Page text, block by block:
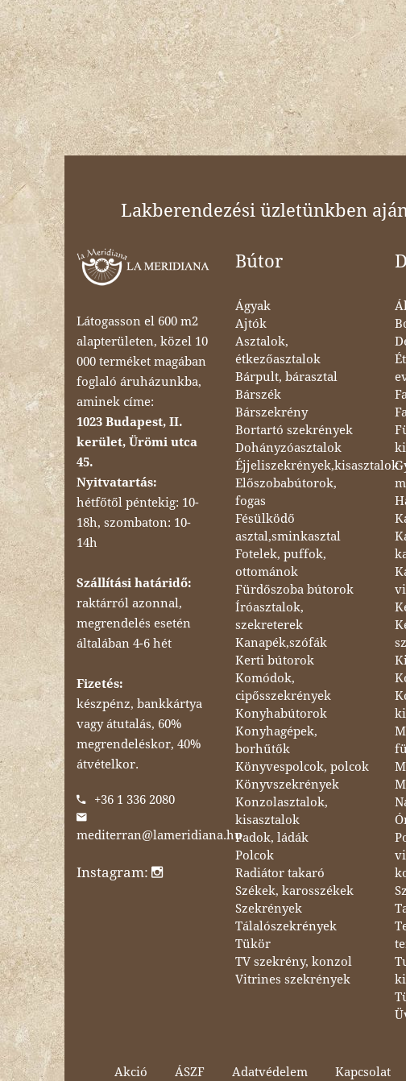
Lakberendezési üzletünkben
Látogasson el 600 m2
alapterületen, közel 10
000 terméket magában
foglaló áruházunkba,
aminek címe:
1023 Budapest, II.
kerület, Ürömi utca
45.
Nyitvatartás:
hétfőtől péntekig: 10-
18h, szombaton: 10-
14h
Szállítási határidő:
raktárról azonnal,
megrendelés esetén
általában 4-6 hét
Fizetés:
készpénz, bankkártya
vagy átutalás, 60%
megrendeléskor, 40%
átvételkor.
+36 1 336 2080
mediterran@lameridiana.hu
Instagram:
Bútor
Ágyak
Ajtók
Asztalok,
étkezőasztalok
Bárpult, bárasztal
Bárszék
Bárszekrény
Bortartó szekrények
Dohányzóasztalok
Éjjeliszekrények,kisasztalok
Előszobabútorok,
fogas
Fésülködő
asztal,sminkasztal
Fotelek, puffok,
ottománok
Fürdőszoba bútorok
Íróasztalok,
szekreterek
Kanapék,szófák
Kerti bútorok
Komódok,
cipősszekrények
Konyhabútorok
Konyhagépek,
borhűtők
Könyvespolcok, polcok
Könyvszekrények
Konzolasztalok,
kisasztalok
Padok, ládák
Polcok
Radiátor takaró
Székek, karosszékek
Szekrények
Tálalószekrények
Tükör
TV szekrény, konzol
Vitrines szekrények
Akció ÁSZF Adatvédelem Kapcsolat